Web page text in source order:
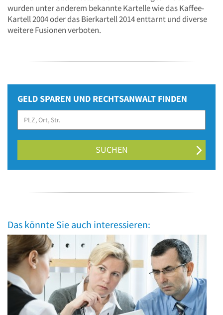
wurden unter anderem bekannte Kartelle wie das Kaffee-
Kartell 2004 oder das Bierkartell 2014 enttarnt und diverse
weitere Fusionen verboten.
GELD SPAREN UND RECHTSANWALT FINDEN
SUCHEN
Das könnte Sie auch interessieren: